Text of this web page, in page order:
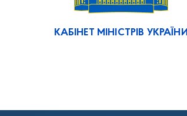
КАБІНЕТ МІНІСТРІВ УКРАЇНИ